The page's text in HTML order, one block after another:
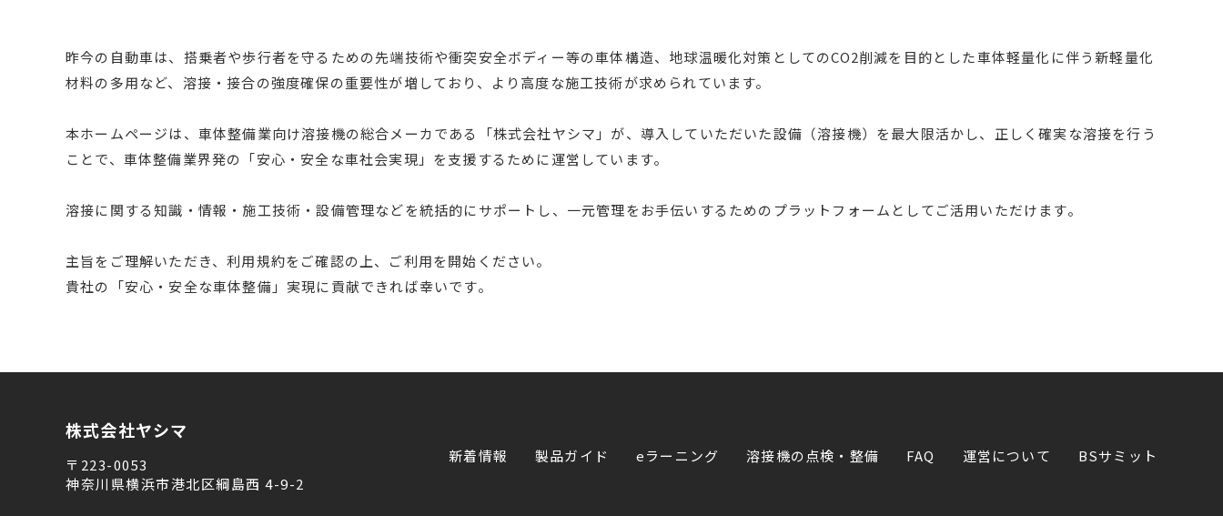
昨今の自動車は、搭乗者や歩行者を守るための先端技術や衝突安全ボディー等の車体構造、地球温暖化対策としてのCO2削減を目的とした車体軽量化に伴う新軽量化
材料の多用など、溶接・接合の強度確保の重要性が増しており、より高度な施工技術が求められています。
本ホームページは、車体整備業向け溶接機の総合メーカである「株式会社ヤシマ」が、導入していただいた設備（溶接機）を最大限活かし、正しく確実な溶接を行う
ことで、車体整備業界発の「安心・安全な車社会実現」を支援するために運営しています。
溶接に関する知識・情報・施工技術・設備管理などを統括的にサポートし、一元管理をお手伝いするためのプラットフォームとしてご活用いただけます。
主旨をご理解いただき、利用規約をご確認の上、ご利用を開始ください。
貴社の「安心・安全な車体整備」実現に貢献できれば幸いです。
株式会社ヤシマ
〒223-0053
神奈川県横浜市港北区綱島西 4-9-2
新着情報 製品ガイド eラーニング 溶接機の点検・整備 FAQ 運営について BSサミット